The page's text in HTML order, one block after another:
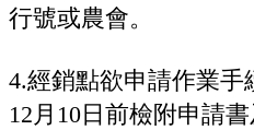
行號或農會。
4.經銷點欲申請作業手
12月10日前檢附申請